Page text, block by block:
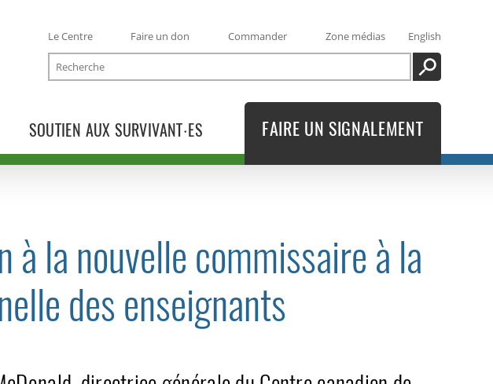
SOUTIEN AUX SURVIVANT·ES
Le Centre Faire un don Commander Zone médias
English
Recherche
RECHERCHE
FAIRE UN SIGNALEMENT
à la nouvelle commissaire à la
des enseignants